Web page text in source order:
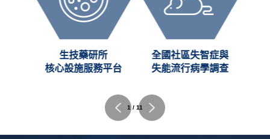
生技藥研所
核心設施服務平台
全國社區失智症與
失能流行病學調查
2 / 11